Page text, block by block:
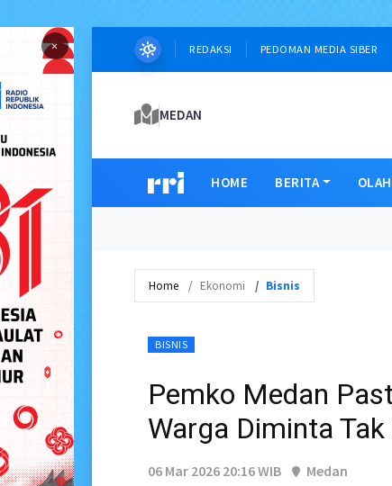
× REDAKSI PEDOMAN MEDIA SIBER
MEDAN
HOME BERITA
Home Ekonomi Bisnis
BISNIS
Pemko Medan
Warga Diminta
06 Mar 2026 20:16 WIB
Medan